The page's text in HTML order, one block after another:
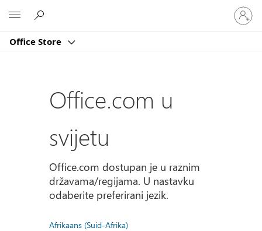
Office Store
Prijavite
se
u
račun
Office.com u
svijetu
Office.com dostupan je u raznim
državama/regijama. U nastavku
odaberite preferirani jezik.
Afrikaans (Suid-Afrika)